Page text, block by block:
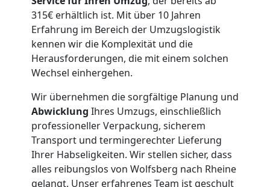
315€ erhältlich ist. Mit über 10 Jahren
Erfahrung im Bereich der Umzugslogistik
kennen wir die Komplexität und die
Herausforderungen, die mit einem solchen
Wechsel einhergehen.
Wir übernehmen die sorgfältige Planung und
Abwicklung Ihres Umzugs, einschließlich
professioneller Verpackung, sicherem
Transport und termingerechter Lieferung
Ihrer Habseligkeiten. Wir stellen sicher, dass
alles reibungslos von Wolfsberg nach Rheine
gelangt. Unser erfahrenes Team ist geschult